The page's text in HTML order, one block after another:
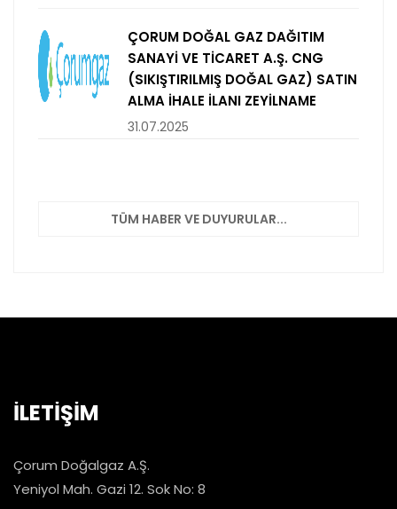
ÇORUM DOĞAL GAZ DAĞITIM
SANAYİ VE TİCARET A.Ş. CNG
(SIKIŞTIRILMIŞ DOĞAL GAZ) SATIN
ALMA İHALE İLANI ZEYİLNAME
31.07.2025
TÜM HABER VE DUYURULAR...
İLETİŞİM
Çorum Doğalgaz A.Ş.
Yeniyol Mah. Gazi 12. Sok No: 8